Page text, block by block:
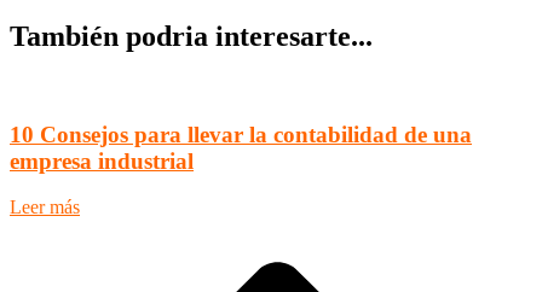
También podria interesarte...
10 Consejos para llevar la contabilidad de una
empresa industrial
Leer más